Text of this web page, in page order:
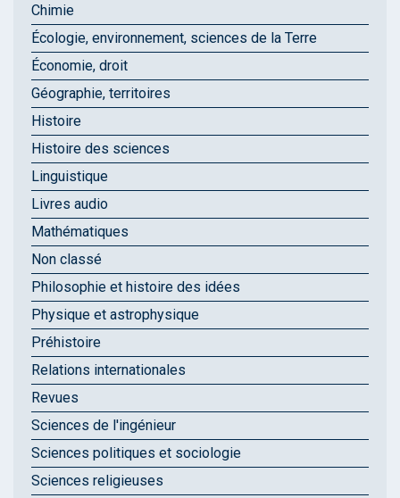
Chimie
Écologie, environnement, sciences de la Terre
Économie, droit
Géographie, territoires
Histoire
Histoire des sciences
Linguistique
Livres audio
Mathématiques
Non classé
Philosophie et histoire des idées
Physique et astrophysique
Préhistoire
Relations internationales
Revues
Sciences de l'ingénieur
Sciences politiques et sociologie
Sciences religieuses